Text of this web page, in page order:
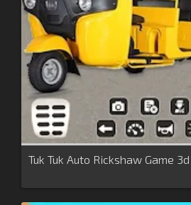
Tuk Tuk Auto Rickshaw Game 3d